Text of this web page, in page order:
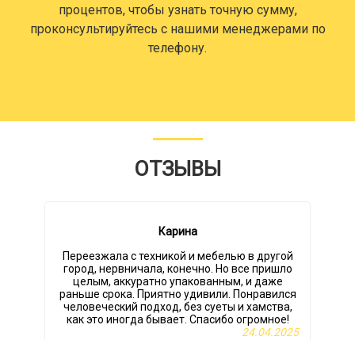
процентов, чтобы узнать точную сумму,
проконсультируйтесь с нашими менеджерами по
телефону.
ОТЗЫВЫ
Карина
Переезжала с техникой и мебелью в другой
город, нервничала, конечно. Но все пришло
целым, аккуратно упакованным, и даже
раньше срока. Приятно удивили. Понравился
человеческий подход, без суеты и хамства,
как это иногда бывает. Спасибо огромное!
24.04.2025